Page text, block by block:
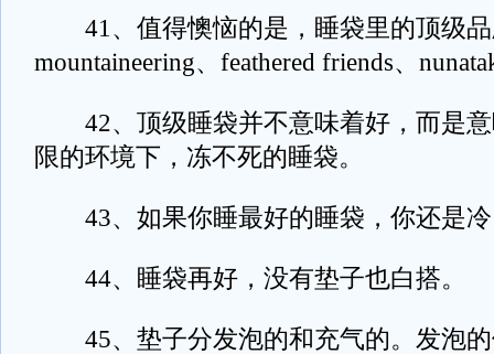
41、值得懊恼的是，睡袋里的顶级品
mountaineering、feathered friends、
42、顶级睡袋并不意味着好，而是意
限的环境下，冻不死的睡袋。
43、如果你睡最好的睡袋，你还是冷
44、睡袋再好，没有垫子也白搭。
45、垫子分发泡的和充气的。发泡的